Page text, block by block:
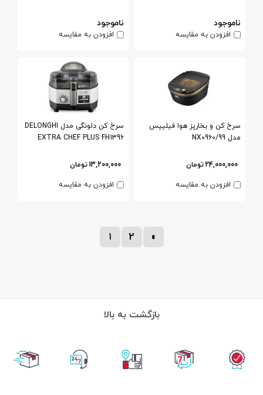
ناموجود
افزودن به مقایسه
ناموجود
افزودن به مقایسه
سرخ کن و بخارپز هوا فیلیپس
مدل NX0960/99
24,000,000تومان
افزودن به مقایسه
سرخ کن دلونگی مدل DELONGHI
EXTRA CHEF PLUS FH1396
13,200,000تومان
افزودن به مقایسه
1 2 »
بازگشت به بالا